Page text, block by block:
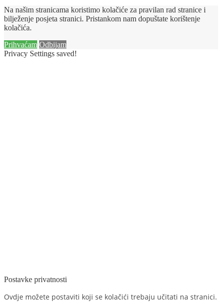
Na našim stranicama koristimo kolačiće za pravilan rad stranice i
bilježenje posjeta stranici. Pristankom nam dopuštate korištenje
kolačića.
Prihvaćam Odbijam
Privacy Settings saved!
Postavke privatnosti
Ovdje možete postaviti koji se kolačići trebaju učitati na stranici.